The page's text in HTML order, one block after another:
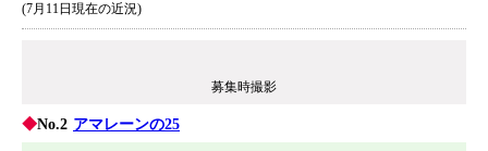
(7月11日現在の近況)
募集時撮影
No.2 アマレーンの25